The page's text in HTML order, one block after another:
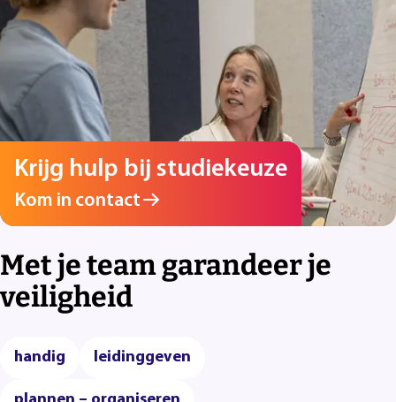
Met je team garandeer je
veiligheid
handig leidinggeven
Krijg hulp bij studiekeuze
Kom in contact